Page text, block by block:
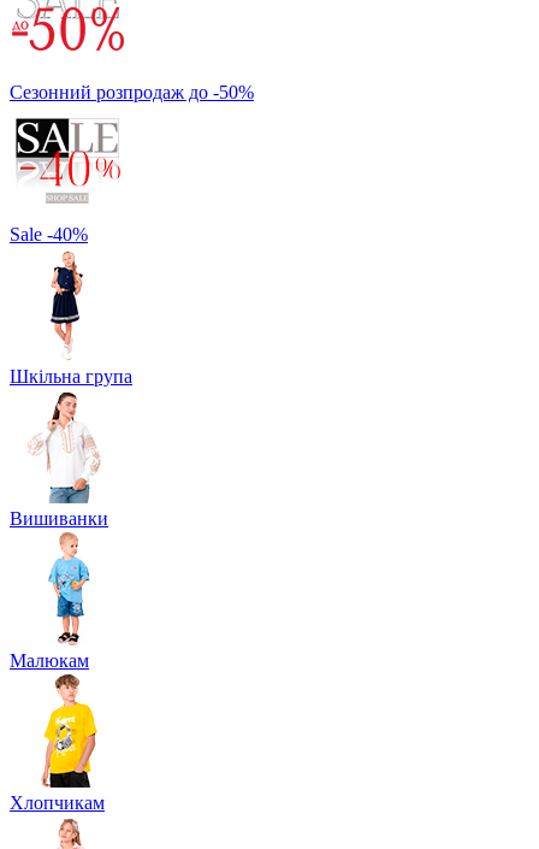
Сезонний розпродаж до -50%
Sale -40%
Шкільна група
Вишиванки
Малюкам
Хлопчикам